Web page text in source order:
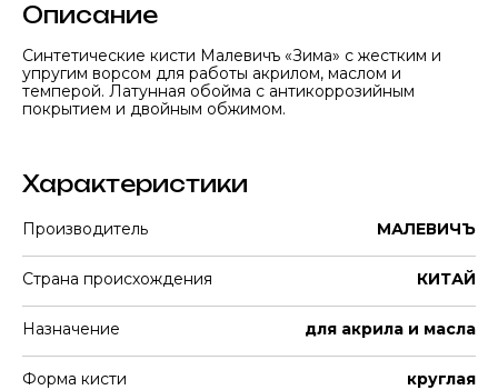
Описание
Синтетические кисти Малевичъ «Зима» с жестким и
упругим ворсом для работы акрилом, маслом и
темперой. Латунная обойма с антикоррозийным
покрытием и двойным обжимом.
Характеристики
Производитель МАЛЕВИЧЪ
Страна происхождения КИТАЙ
Назначение для акрила и масла
Форма кисти круглая